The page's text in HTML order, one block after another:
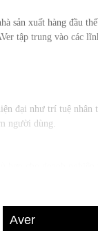
sản xuất hàng đầu
tập trung vào các
đại như trí tuệ
người dùng.
chiếu nội dung trực
Aver